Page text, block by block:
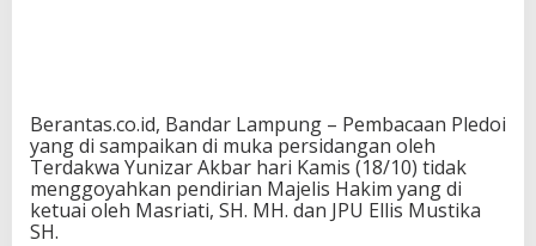
Berantas.co.id, Bandar Lampung – Pembacaan Pledoi
yang di sampaikan di muka persidangan oleh
Terdakwa Yunizar Akbar hari Kamis (18/10) tidak
menggoyahkan pendirian Majelis Hakim yang di
ketuai oleh Masriati, SH. MH. dan JPU Ellis Mustika
SH.